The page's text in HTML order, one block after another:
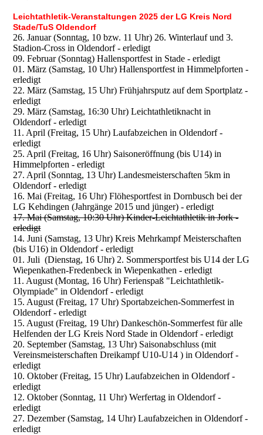
Leichtathletik-Veranstaltungen 2025 der LG Kreis Nord
Stade/TuS Oldendorf
26. Januar (Sonntag, 10 bzw. 11 Uhr) 26. Winterlauf und 3.
Stadion-Cross in Oldendorf - erledigt
09. Februar (Sonntag) Hallensportfest in Stade - erledigt
01. März (Samstag, 10 Uhr) Hallensportfest in Himmelpforten -
erledigt
22. März (Samstag, 15 Uhr) Frühjahrsputz auf dem Sportplatz -
erledigt
29. März (Samstag, 16:30 Uhr) Leichtathletiknacht in
Oldendorf - erledigt
11. April (Freitag, 15 Uhr) Laufabzeichen in Oldendorf -
erledigt
25. April (Freitag, 16 Uhr) Saisoneröffnung (bis U14) in
Himmelpforten - erledigt
27. April (Sonntag, 13 Uhr) Landesmeisterschaften 5km in
Oldendorf - erledigt
16. Mai (Freitag, 16 Uhr) Flöhesportfest in Dornbusch bei der
LG Kehdingen (Jahrgänge 2015 und jünger) - erledigt
17. Mai (Samstag, 10:30 Uhr) Kinder-Leichtathletik in Jork -
erledigt
14. Juni (Samstag, 13 Uhr) Kreis Mehrkampf Meisterschaften
(bis U16) in Oldendorf - erledigt
01. Juli (Dienstag, 16 Uhr) 2. Sommersportfest bis U14 der LG
Wiepenkathen-Fredenbeck in Wiepenkathen - erledigt
11. August (Montag, 16 Uhr) Ferienspaß "Leichtathletik-
Olympiade" in Oldendorf - erledigt
15. August (Freitag, 17 Uhr) Sportabzeichen-Sommerfest in
Oldendorf - erledigt
15. August (Freitag, 19 Uhr) Dankeschön-Sommerfest für alle
Helfenden der LG Kreis Nord Stade in Oldendorf - erledigt
20. September (Samstag, 13 Uhr) Saisonabschluss (mit
Vereinsmeisterschaften Dreikampf U10-U14 ) in Oldendorf -
erledigt
10. Oktober (Freitag, 15 Uhr) Laufabzeichen in Oldendorf -
erledigt
12. Oktober (Sonntag, 11 Uhr) Werfertag in Oldendorf -
erledigt
27. Dezember (Samstag, 14 Uhr) Laufabzeichen in Oldendorf -
erledigt